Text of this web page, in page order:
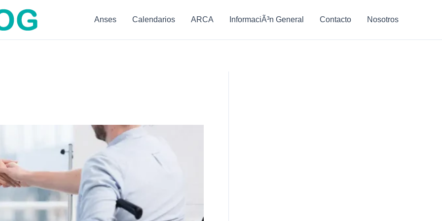
Anses Calendarios ARCA InformaciÃ³n General Contacto Nosotros